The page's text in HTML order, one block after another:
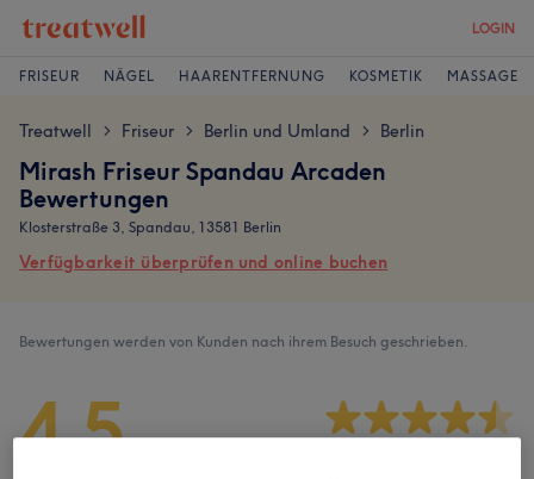
LOGIN
FRISEUR NÄGEL HAARENTFERNUNG KOSMETIK MASSAGE
Treatwell > Friseur > Berlin und Umland > Berlin
Mirash Friseur Spandau Arcaden
Bewertungen
Klosterstraße 3, Spandau, 13581 Berlin
Verfügbarkeit überprüfen und online buchen
Bewertungen werden von Kunden nach ihrem Besuch geschrieben.
4,5